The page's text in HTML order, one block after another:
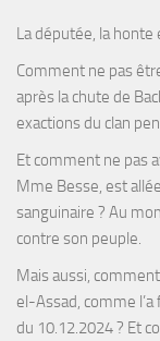
La députée, la honte
Comment ne pas
après la chute de
exactions du clan
Et comment ne pas
Mme Besse, est
sanguinaire ? Au
contre son peuple.
Mais aussi,
el-Assad, comme
du 10.12.2024 ? Et